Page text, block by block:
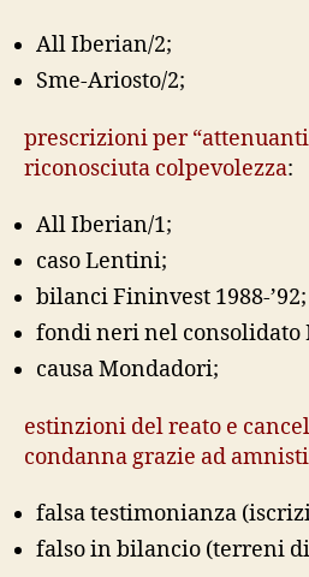
All Iberian/2;
Sme-Ariosto/2;
prescrizioni per
riconosciuta colpevolezza:
All Iberian/1;
caso Lentini;
bilanci Fininvest 1988-’92;
fondi neri nel consolidato
causa Mondadori;
estinzioni del reato e
condanna grazie ad
falsa testimonianza
falso in bilancio (terreni